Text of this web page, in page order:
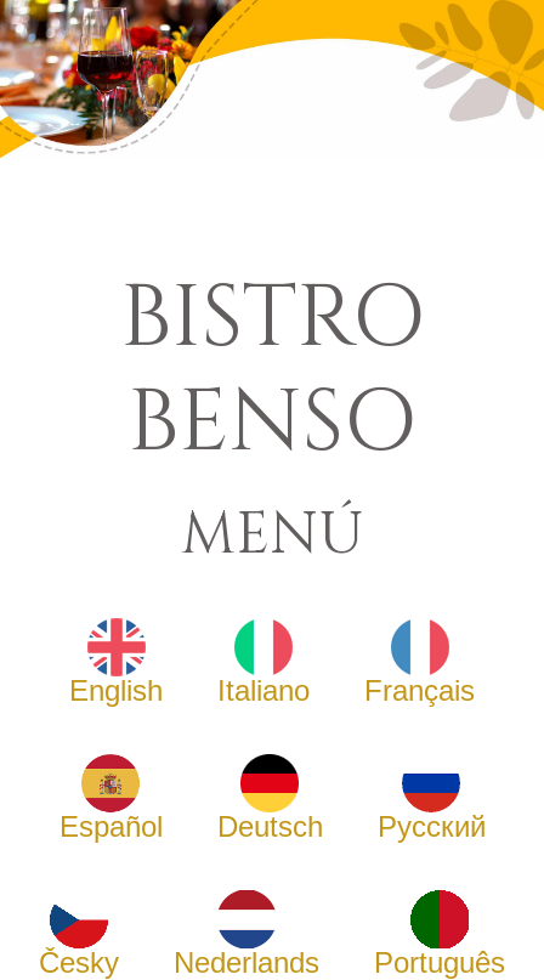
BISTRO
BENSO
MENÚ
English Italiano Français
Español Deutsch Русский
Česky Nederlands Português